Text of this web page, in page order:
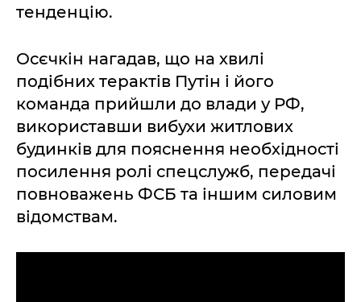
тенденцію.
Осєчкін нагадав, що на хвилі
подібних терактів Путін і його
команда прийшли до влади у РФ,
використавши вибухи житлових
будинків для пояснення необхідності
посилення ролі спецслужб, передачі
повноважень ФСБ та іншим силовим
відомствам.